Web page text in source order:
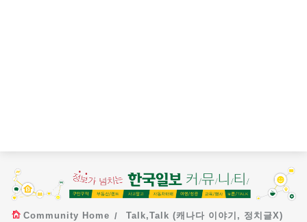
Community Home Talk,Talk (캐나다 이야기, 정치글X)